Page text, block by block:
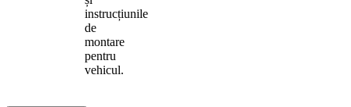
instrucțiunile
de
montare
pentru
vehicul.